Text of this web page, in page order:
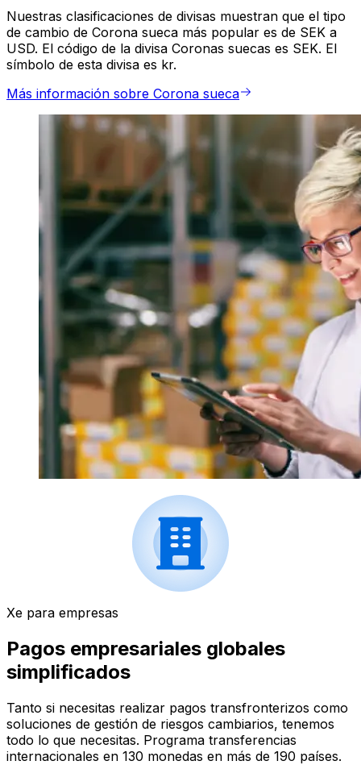
Nuestras clasificaciones de divisas muestran que el tipo
de cambio de Corona sueca más popular es de SEK a
USD. El código de la divisa Coronas suecas es SEK. El
símbolo de esta divisa es kr.
Más información sobre Corona sueca
Xe para empresas
Pagos empresariales globales
simplificados
Tanto si necesitas realizar pagos transfronterizos como
soluciones de gestión de riesgos cambiarios, tenemos
todo lo que necesitas. Programa transferencias
internacionales en 130 monedas en más de 190 países.